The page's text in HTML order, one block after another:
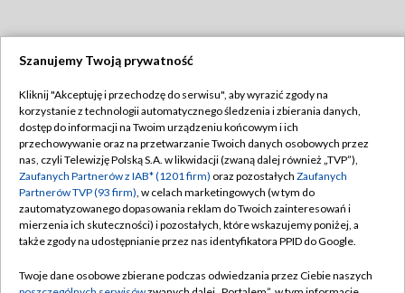
TVP
Abonament TVP
Emisja w TVP
Centrum informacji TVP
Naziemna Telewizja Cyfrowa
Rada Programowa
Regulamin TVP
Polityka prywatności
Moje zgody
Pomoc
Szanujemy Twoją prywatność
Kliknij "Akceptuję i przechodzę do serwisu", aby wyrazić zgody na
korzystanie z technologii automatycznego śledzenia i zbierania danych,
dostęp do informacji na Twoim urządzeniu końcowym i ich
przechowywanie oraz na przetwarzanie Twoich danych osobowych przez
nas, czyli Telewizję Polską S.A. w likwidacji (zwaną dalej również „TVP”),
Zaufanych Partnerów z IAB* (1201 firm) oraz pozostałych Zaufanych
Partnerów TVP (93 firm), w celach marketingowych (w tym do
zautomatyzowanego dopasowania reklam do Twoich zainteresowań i
mierzenia ich skuteczności) i pozostałych, które wskazujemy poniżej, a
także zgody na udostępnianie przez nas identyfikatora PPID do Google.
Twoje dane osobowe zbierane podczas odwiedzania przez Ciebie naszych